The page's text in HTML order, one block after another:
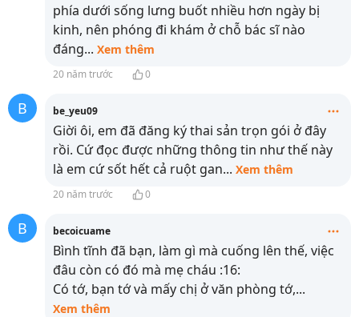
phía dưới sống lưng buốt nhiều hơn ngày bị
kinh, nên phóng đi khám ở chỗ bác sĩ nào
đáng... Xem thêm
20 năm trước 0
B be_yeu09
Giời ôi, em đã đăng ký thai sản trọn gói ở đây
rồi. Cứ đọc được những thông tin như thế này
là em cứ sốt hết cả ruột gan... Xem thêm
20 năm trước 0
B becoicuame
Bình tĩnh đã bạn, làm gì mà cuống lên thế, việc
đâu còn có đó mà mẹ cháu :16:
Có tớ, bạn tớ và mấy chị ở văn phòng tớ,...
Xem thêm